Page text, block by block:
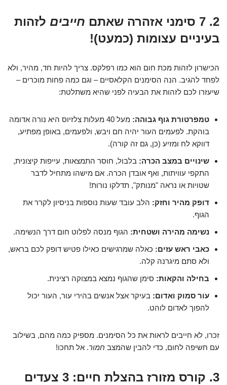
2. 7 סימני אזהרה שאתם חייבים לזהות
בעיניים עצומות (כמעט)!
הכישרון לזהות מכת חום הוא כמו רפלקס. צריך להיות חד, מהיר, ולא
לפחד להגיב. הנה הסימנים הקלאסיים – וגם כמה פחות מוכרים –
שיעזרו לכם לזהות את הבעיה לפני שהיא משתלטת:
טמפרטורת גוף גבוהה:
מעל 40 מעלות צלזיוס היא נורה אדומה
בוהקת. לפעמים העור יהיה חם ויבש, ולפעמים, באופן מפתיע,
דווקא לח ומזיע (כן, גם זה קורה).
שינויים במצב הכרה: בלבול, חוסר התמצאות, עייפות קיצונית,
התקפי עוויתות, ואף אובדן הכרה. אם מישהו מתחיל לדבר
שטויות או נראה "מנותק", תדלקו נורות!
דופק מהיר וחזק: הלב עובד שעות נוספות בניסיון לקרר את
הגוף.
נשימה מהירה ושטחית: הגוף מנסה לפלוט חום דרך הנשימה.
כאבי ראש עזים: כאלה שמרגישים כאילו פטיש דופק לכם בראש,
ולא סתם מיגרנה קלה.
בחילה והקאות: סימן שהגוף נמצא במצוקה רצינית.
עור סמוק ואדום: בעיקר אצל אנשים בהירי עור, העור יכול
להפוך לאדום לוהט.
זכרו, לא חייבים לראות את כל הסימנים. מספיק כמה מהם, בשילוב
עם חשיפה לחום, כדי להבין שהמצב חמור. אל תחכו!
3. קורס מזורז בהצלת חיים: 3 צעדים